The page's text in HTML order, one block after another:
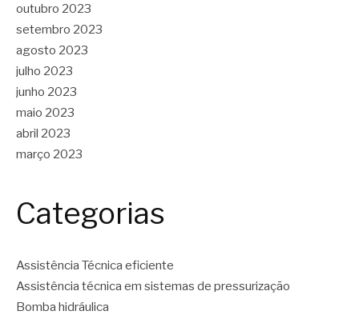
outubro 2023
setembro 2023
agosto 2023
julho 2023
junho 2023
maio 2023
abril 2023
março 2023
Categorias
Assistência Técnica eficiente
Assistência técnica em sistemas de pressurização
Bomba hidráulica